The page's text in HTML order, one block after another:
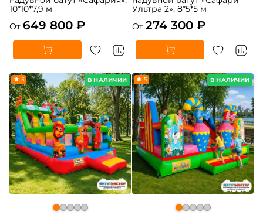
10*10*7,9 м
От 649 800 ₽
Ультра 2», 8*5*5 м
От 274 300 ₽
В НАЛИЧИИ
5 В НАЛИЧИИ
5